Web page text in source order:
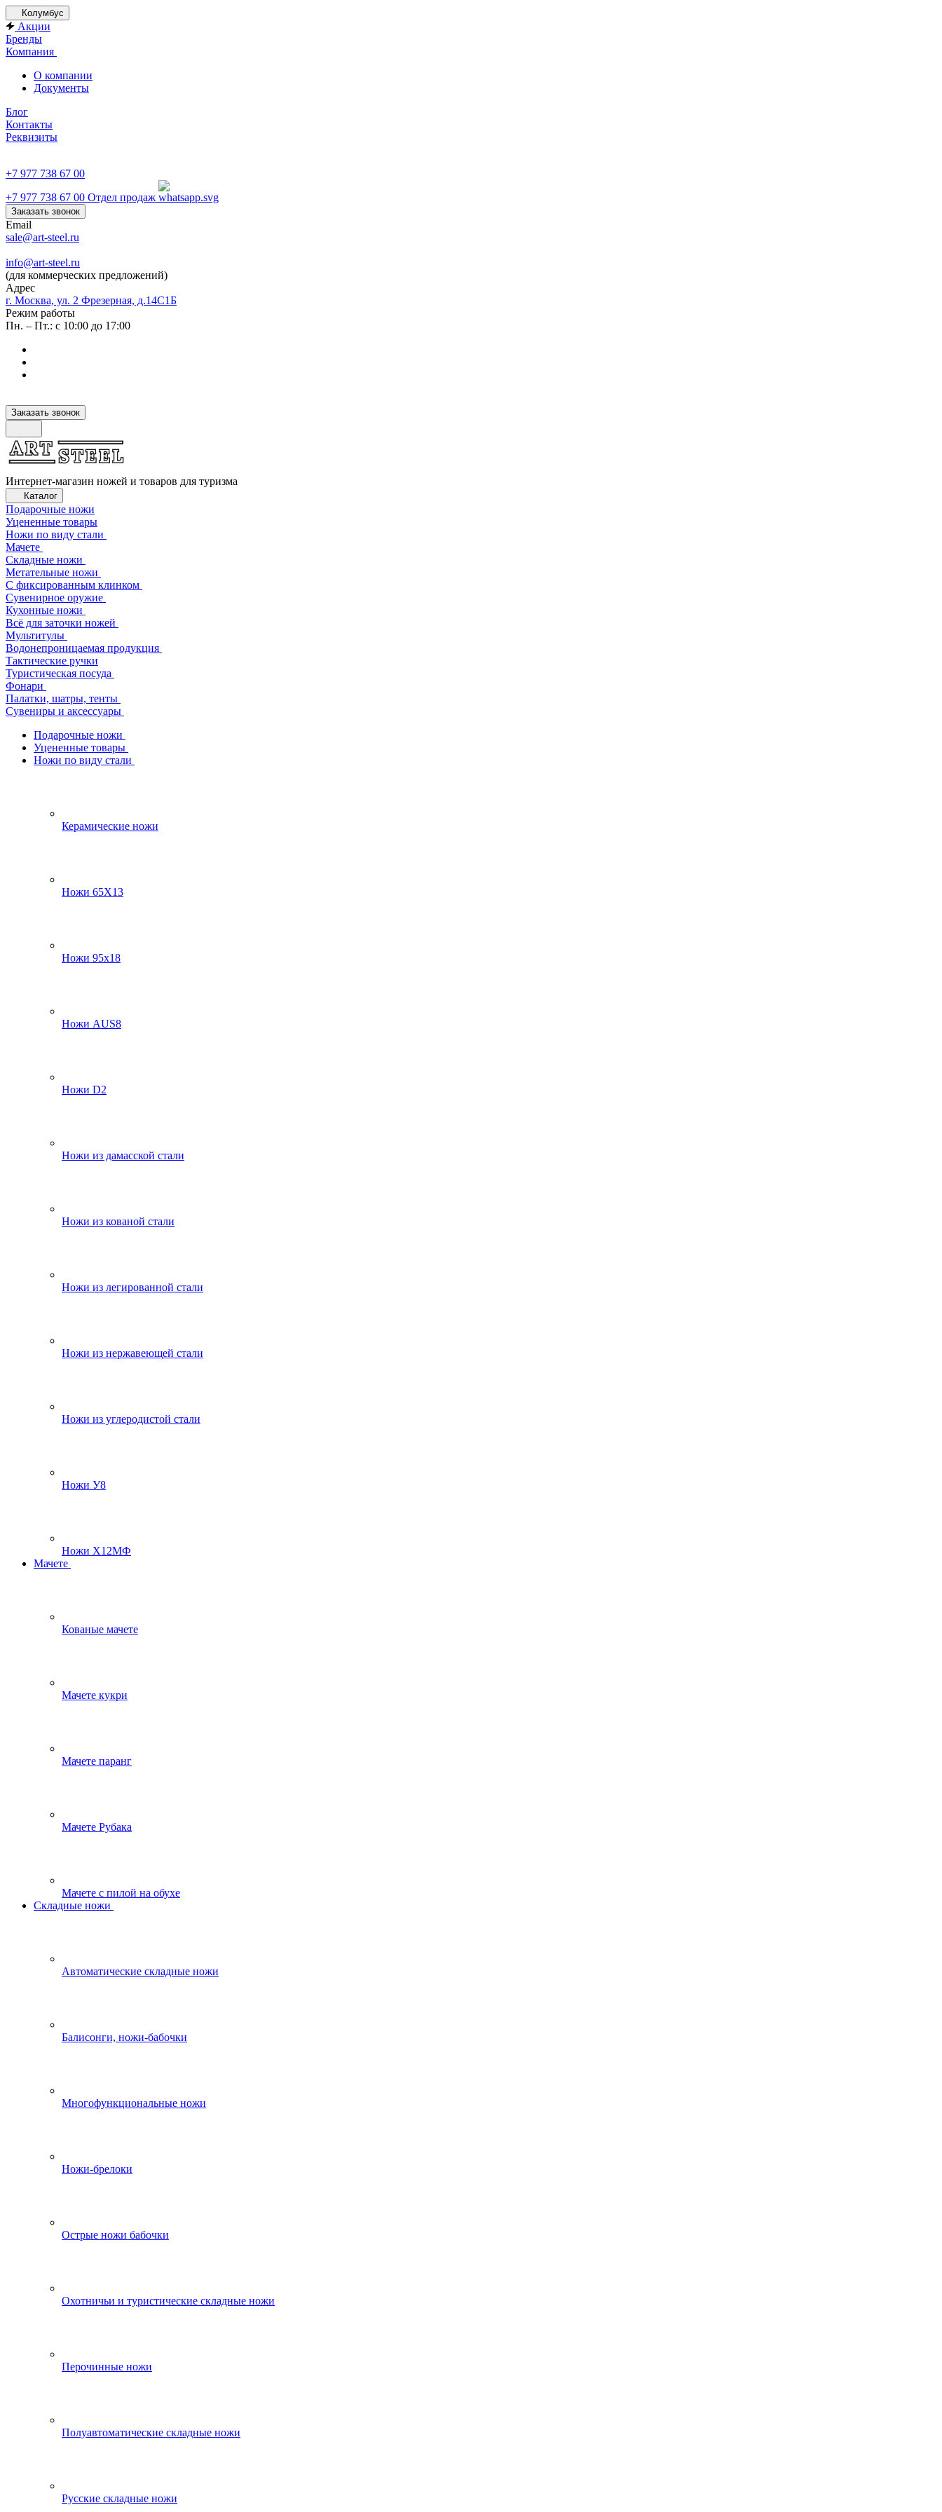
Колумбус
Акции
Бренды
Компания
О компании
Документы
Блог
Контакты
Реквизиты
+7 977 738 67 00
+7 977 738 67 00 Отдел продаж
Заказать звонок
Email
sale@art-steel.ru
info@art-steel.ru
(для коммерческих предложений)
Адрес
г. Москва, ул. 2 Фрезерная, д.14С1Б
Режим работы
Пн. – Пт.: с 10:00 до 17:00
Заказать звонок
Интернет-магазин ножей и товаров для туризма
Каталог
Подарочные ножи
Уцененные товары
Ножи по виду стали
Мачете
Складные ножи
Метательные ножи
С фиксированным клинком
Сувенирное оружие
Кухонные ножи
Всё для заточки ножей
Мультитулы
Водонепроницаемая продукция
Тактические ручки
Туристическая посуда
Фонари
Палатки, шатры, тенты
Сувениры и аксессуары
Подарочные ножи
Уцененные товары
Ножи по виду стали
Керамические ножи
Ножи 65Х13
Ножи 95х18
Ножи AUS8
Ножи D2
Ножи из дамасской стали
Ножи из кованой стали
Ножи из легированной стали
Ножи из нержавеющей стали
Ножи из углеродистой стали
Ножи У8
Ножи Х12МФ
Мачете
Кованые мачете
Мачете кукри
Мачете паранг
Мачете Рубака
Мачете с пилой на обухе
Складные ножи
Автоматические складные ножи
Балисонги, ножи-бабочки
Многофункциональные ножи
Ножи-брелоки
Острые ножи бабочки
Охотничьи и туристические складные ножи
Перочинные ножи
Полуавтоматические складные ножи
Русские складные ножи